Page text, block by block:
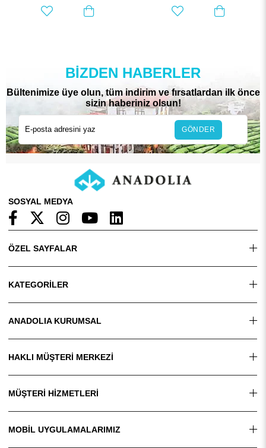
BIZDEN HABERLER
Bültenimize üye olun, tüm indirim ve fırsatlardan ilk önce
sizin haberiniz olsun!
GÖNDER
SOSYAL MEDYA
ÖZEL SAYFALAR
KATEGORİLER
ANADOLIA KURUMSAL
HAKLI MÜŞTERİ MERKEZİ
MÜŞTERİ HİZMETLERİ
MOBİL UYGULAMALARIMIZ